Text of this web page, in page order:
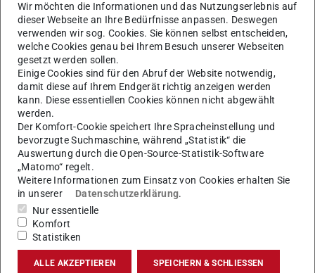
Mathematikerinnen, die nur allein im stillen Kämmerlein
forschen, entspricht in meinem Umfeld kaum jemand“,
betont sie. Das Miteinander sowie der regelmäßige
Austausch seien ihr und ihren Kolleginnen und Kollegen
überaus wichtig. Mit einem Teil des Preisgeldes will sie
daher einen internationalen Workshop organisieren und
ihren Promotionsstudierenden Reisen zu Konferenzen
ermöglichen. Tscherpel freut sich aber nicht nur über die
großzügige Dotierung des Dr. Hans Messer
Stiftungspreises, sondern besonders auch darüber, dass
sie der Jury die Bedeutung ihrer Forschung vermitteln
konnte und ihr Fachgebiet so mehr Aufmerksamkeit
erfährt.
Wir möchten die Informationen und das Nutzungserlebnis auf
dieser Webseite an Ihre Bedürfnisse anpassen. Deswegen
verwenden wir sog. Cookies. Sie können selbst entscheiden,
welche Cookies genau bei Ihrem Besuch unserer Webseiten
gesetzt werden sollen.
Einige Cookies sind für den Abruf der Website notwendig,
damit diese auf Ihrem Endgerät richtig anzeigen werden
kann. Diese essentiellen Cookies können nicht abgewählt
werden.
Der Komfort-Cookie speichert Ihre Spracheinstellung und
bevorzugte Suchmaschine, während „Statistik“ die
Auswertung durch die Open-Source-Statistik-Software
„Matomo“ regelt.
Weitere Informationen zum Einsatz von Cookies erhalten Sie
in unserer
Datenschutzerklärung.
Nur essentielle
Komfort
Statistiken
ALLE AKZEPTIEREN SPEICHERN & SCHLIESSEN